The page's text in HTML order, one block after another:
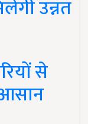
उन्नत
से